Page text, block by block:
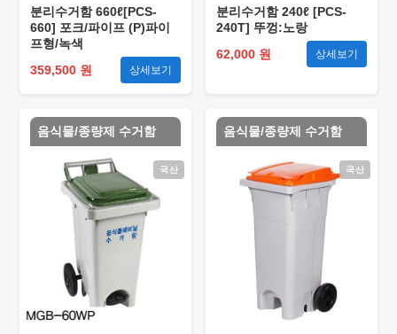
분리수거함 660ℓ[PCS-
660] 포크/파이프 (P)파이
프형/녹색
359,500 원
상세보기
분리수거함 240ℓ [PCS-
240T] 뚜껑:노랑
62,000 원
상세보기
음식물/종량제 수거함
국산
음식물/종량제 수거함
국산